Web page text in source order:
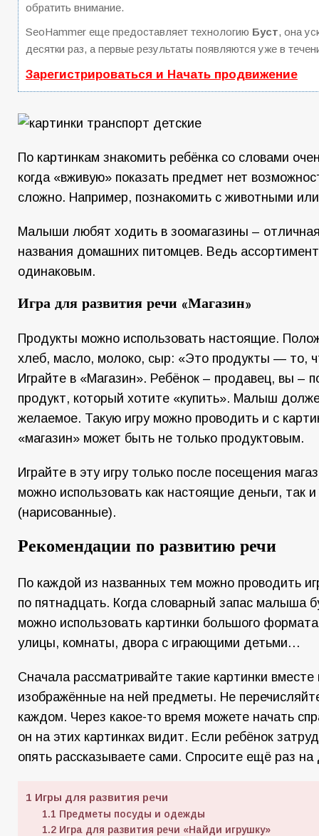
обратить внимание.
SeoHammer еще предоставляет технологию Буст, она
десятки раз, а первые результаты появляются уже в
Зарегистрироваться и Начать продвижение
По картинкам знакомить ребёнка со словами
когда «вживую» показать предмет нет
сложно. Например, познакомить с животными
Малыши любят ходить в зоомагазины –
названия домашних питомцев. Ведь
одинаковым.
Игра для развития речи «Магазин»
Продукты можно использовать настоящие.
хлеб, масло, молоко, сыр: «Это продукты — то,
Играйте в «Магазин». Ребёнок – продавец, вы –
продукт, который хотите «купить». Малыш
желаемое. Такую игру можно проводить и с
«магазин» может быть не только продуктовым.
Играйте в эту игру только после посещения
можно использовать как настоящие деньги, так
(нарисованные).
Рекомендации по развитию речи
По каждой из названных тем можно проводить
по пятнадцать. Когда словарный запас малыша
можно использовать картинки большого
улицы, комнаты, двора с играющими детьми…
Сначала рассматривайте такие картинки
изображённые на ней предметы. Не
каждом. Через какое-то время можете начать
он на этих картинках видит. Если ребёнок
опять рассказываете сами. Спросите ещё раз на
1 Игры для развития речи
1.1 Предметы посуды и одежды
1.2 Игра для развития речи «Найди игрушку»